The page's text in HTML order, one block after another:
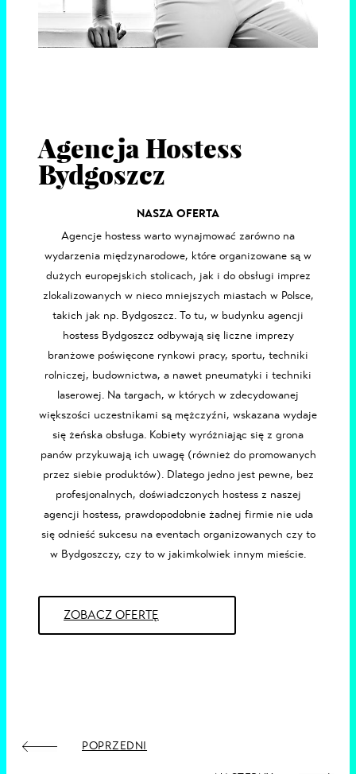
Agencja Hostess
Bydgoszcz
NASZA OFERTA
Agencje hostess warto wynajmować zarówno na
wydarzenia międzynarodowe, które organizowane są w
dużych europejskich stolicach, jak i do obsługi imprez
zlokalizowanych w nieco mniejszych miastach w Polsce,
takich jak np. Bydgoszcz. To tu, w budynku agencji
hostess Bydgoszcz odbywają się liczne imprezy
branżowe poświęcone rynkowi pracy, sportu, techniki
rolniczej, budownictwa, a nawet pneumatyki i techniki
laserowej. Na targach, w których w zdecydowanej
większości uczestnikami są mężczyźni, wskazana wydaje
się żeńska obsługa. Kobiety wyróżniając się z grona
panów przykuwają ich uwagę (również do promowanych
przez siebie produktów). Dlatego jedno jest pewne, bez
profesjonalnych, doświadczonych hostess z naszej
agencji hostess, prawdopodobnie żadnej firmie nie uda
się odnieść sukcesu na eventach organizowanych czy to
w Bydgoszczy, czy to w jakimkolwiek innym mieście.
ZOBACZ OFERTĘ
POPRZEDNI